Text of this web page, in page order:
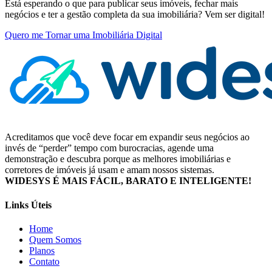
Está esperando o que para publicar seus imóveis, fechar mais
negócios e ter a gestão completa da sua imobiliária? Vem ser digital!
Quero me Tornar uma Imobiliária Digital
Acreditamos que você deve focar em expandir seus negócios ao
invés de “perder” tempo com burocracias, agende uma
demonstração e descubra porque as melhores imobiliárias e
corretores de imóveis já usam e amam nossos sistemas.
WIDESYS É MAIS FÁCIL, BARATO E INTELIGENTE!
Links Úteis
Home
Quem Somos
Planos
Contato